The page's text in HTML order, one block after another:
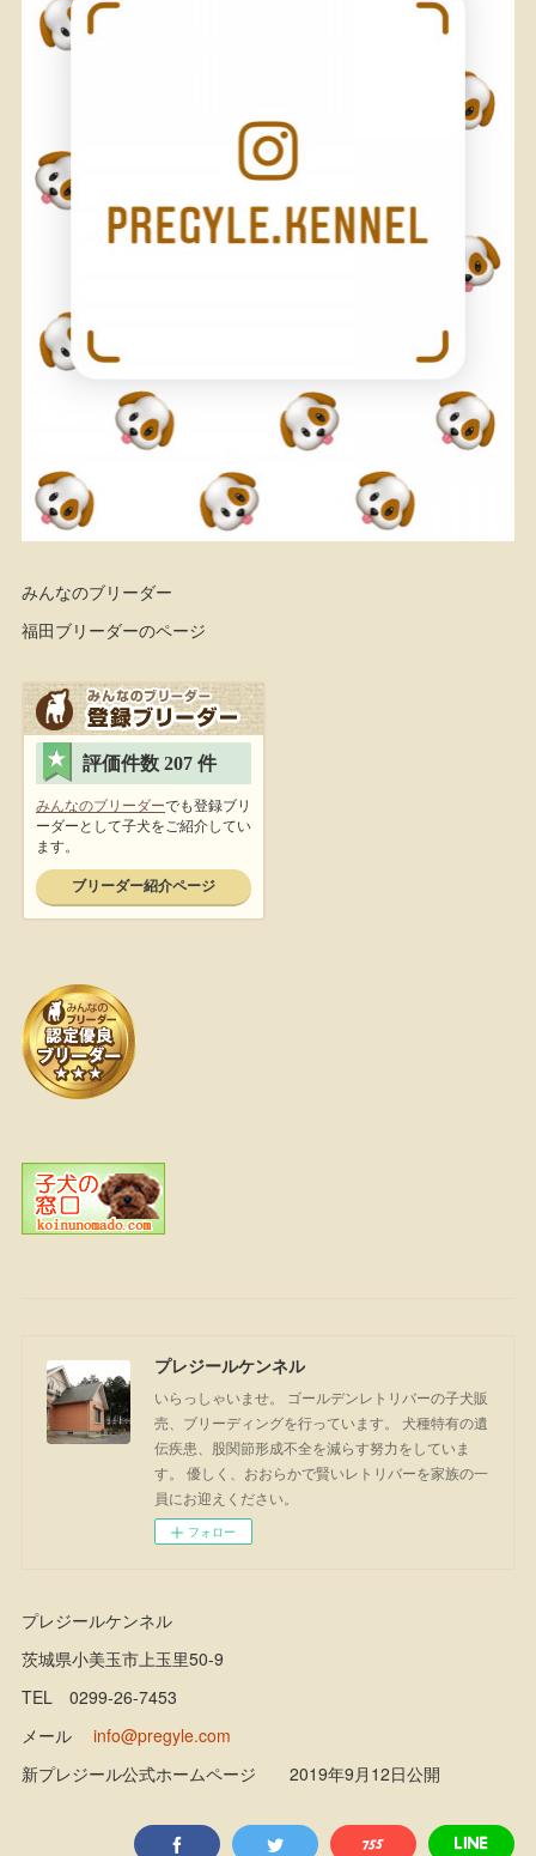
みんなのブリーダー
福田ブリーダーのページ
プレジールケンネル
いらっしゃいませ。 ゴールデンレトリバーの子犬販
売、ブリーディングを行っています。 犬種特有の遺
伝疾患、股関節形成不全を減らす努力をしていま
す。 優しく、おおらかで賢いレトリバーを家族の一
員にお迎えください。
フォロー
プレジールケンネル
茨城県小美玉市上玉里50-9
TEL 0299-26-7453
メールinfo@pregyle.com
新プレジール公式ホームページ 2019年9月12日公開